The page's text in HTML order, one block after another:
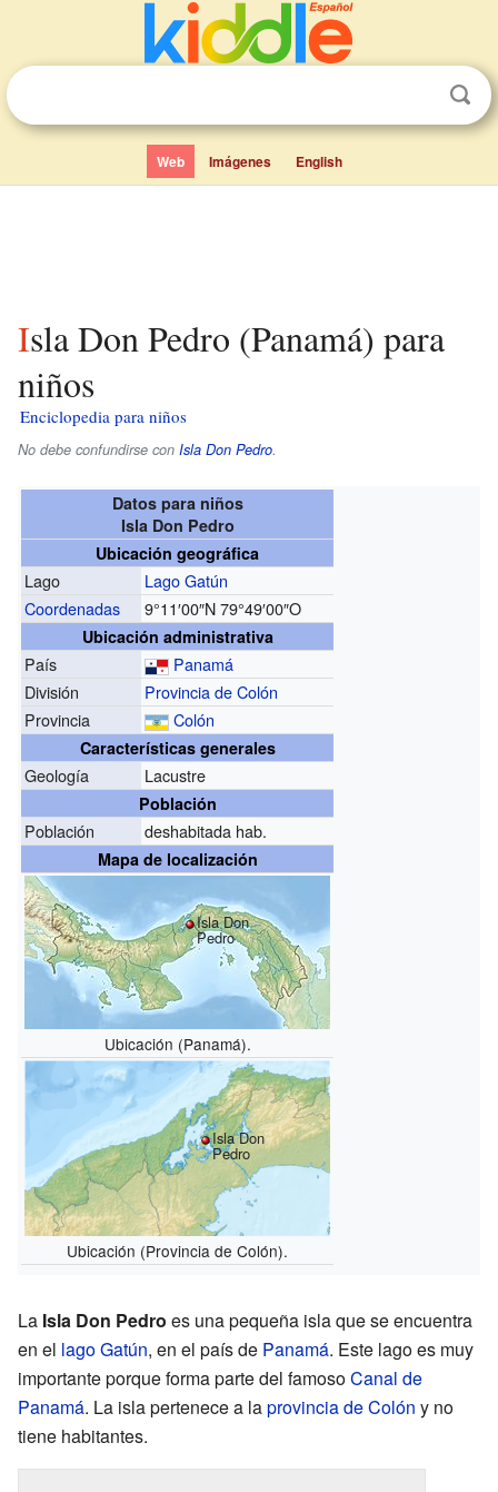
Web Imágenes English
Isla Don Pedro (Panamá) para
niños
Enciclopedia para niños
No debe confundirse con Isla Don Pedro.
Datos para niños
Isla Don Pedro
Ubicación geográfica
Lago
Lago Gatún
Coordenadas
9°11′00″N79°49′00″O
Ubicación administrativa
País
Panamá
División
Provincia de Colón
Provincia
Colón
Características generales
Geología Lacustre
Población
Población deshabitada hab.
Mapa de localización
Isla Don
Pedro
Ubicación (Panamá).
Isla Don
Pedro
Ubicación (Provincia de Colón).
La Isla Don Pedro es una pequeña isla que se encuentra
en el lago Gatún, en el país de Panamá. Este lago es muy
importante porque forma parte del famosoCanal de
Panamá. La isla pertenece a laprovincia de Colón y no
tiene habitantes.